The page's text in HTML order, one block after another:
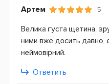
Артем 5
Велика густа щетина,
ними вже досить давно,
неймовірний.
Ответить